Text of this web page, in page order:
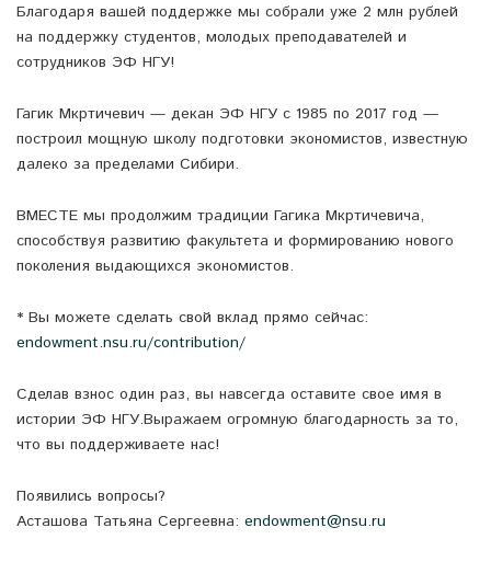
Благодаря вашей поддержке мы собрали уже 2 млн рублей
на поддержку студентов, молодых преподавателей и
сотрудников ЭФ НГУ!
Гагик Мкртичевич — декан ЭФ НГУ с 1985 по 2017 год —
построил мощную школу подготовки экономистов, известную
далеко за пределами Сибири.
ВМЕСТЕ мы продолжим традиции Гагика Мкртичевича,
способствуя развитию факультета и формированию нового
поколения выдающихся экономистов.
* Вы можете сделать свой вклад прямо сейчас:
endowment.nsu.ru/contribution/
️Сделав взнос один раз, вы навсегда оставите свое имя в
истории ЭФ НГУ.Выражаем огромную благодарность за то,
что вы поддерживаете нас!
Появились вопросы?
Асташова Татьяна Сергеевна: endowment@nsu.ru